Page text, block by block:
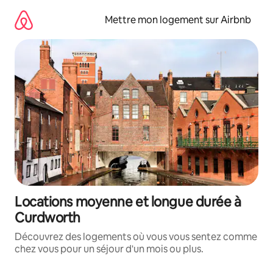
directement
contenu
Mettre mon logement sur Airbnb
Locations moyenne et longue durée à
Curdworth
Découvrez des logements où vous vous sentez comme
chez vous pour un séjour d'un mois ou plus.